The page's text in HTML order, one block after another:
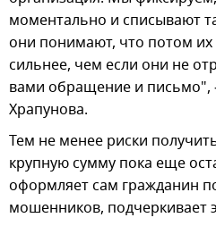
моментально и списывают
они понимают, что потом их
сильнее, чем если они не
вами обращение и письмо",
Храпунова.
Тем не менее риски
крупную сумму пока еще
оформляет сам гражданин
мошенников, подчеркивает